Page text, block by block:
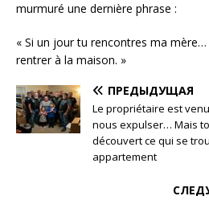
murmuré une dernière phrase :
« Si un jour tu rencontres ma mère…
rentrer à la maison. »
ПРЕДЫДУЩАЯ
Le propriétaire est
nous expulser… Mais
découvert ce qui se
appartement